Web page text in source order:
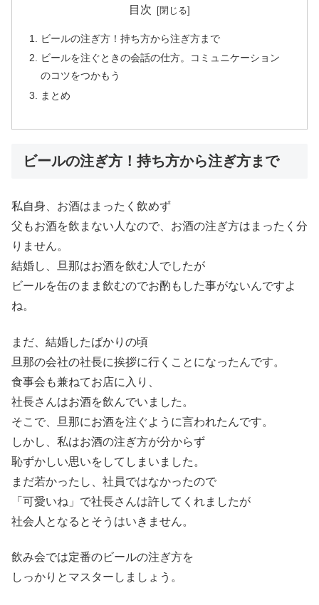
目次
ビールの注ぎ方！持ち方から注ぎ方まで
ビールを注ぐときの会話の仕方。コミュニケーション
のコツをつかもう
まとめ
ビールの注ぎ方！持ち方から注ぎ方まで
私自身、お酒はまったく飲めず
父もお酒を飲まない人なので、お酒の注ぎ方はまったく分
りません。
結婚し、旦那はお酒を飲む人でしたが
ビールを缶のまま飲むのでお酌もした事がないんですよ
ね。
まだ、結婚したばかりの頃
旦那の会社の社長に挨拶に行くことになったんです。
食事会も兼ねてお店に入り、
社長さんはお酒を飲んでいました。
そこで、旦那にお酒を注ぐように言われたんです。
しかし、私はお酒の注ぎ方が分からず
恥ずかしい思いをしてしまいました。
まだ若かったし、社員ではなかったので
「可愛いね」で社長さんは許してくれましたが
社会人となるとそうはいきません。
飲み会では定番のビールの注ぎ方を
しっかりとマスターしましょう。